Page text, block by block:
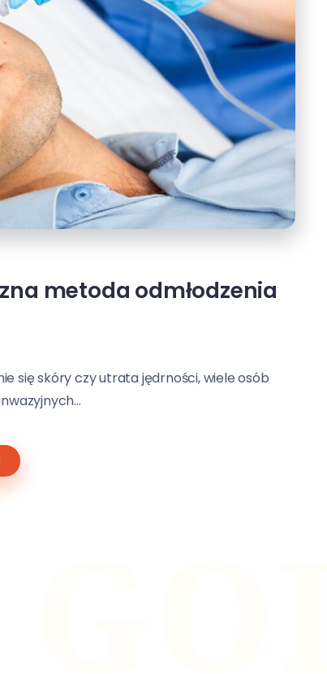
metoda odmłodzenia
się skóry czy utrata jędrności, wiele osób